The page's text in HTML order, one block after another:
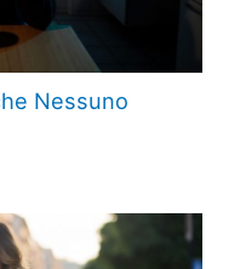
Nessuno